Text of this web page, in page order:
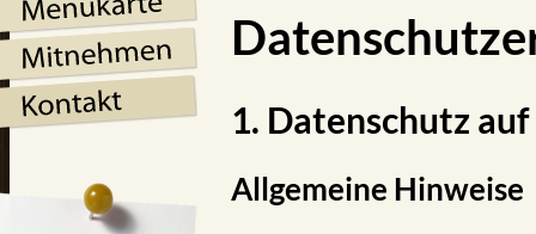
1. Datenschutz
Allgemeine Hinweise